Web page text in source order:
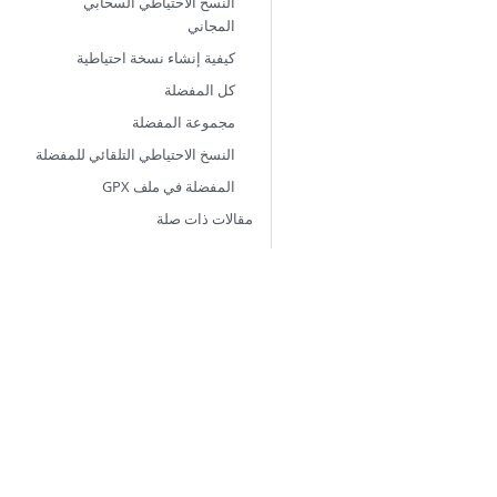
المجاني
كيفية إنشاء نسخة احتياطية
كل المفضلة
مجموعة المفضلة
النسخ الاحتياطي التلقائي للمفضلة
المفضلة في ملف GPX
مقالات ذات صلة